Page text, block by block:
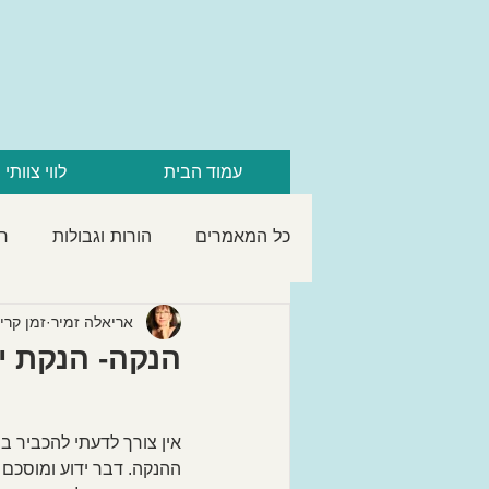
עמוד הבית לווי
כל המאמרים הורות וגבולות
המשפחה התחלות חדשות
הנקה- הנקת
אריאלה זמיר זמן קריאה
אין צורך לדעתי
ההנקה. דבר ידוע